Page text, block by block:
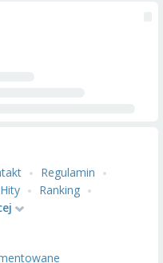
Regulamin
Hity
Ranking